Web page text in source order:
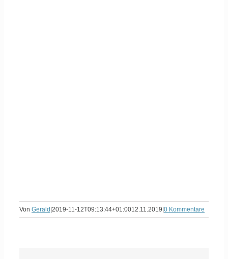
Von Gerald 2019-11-12T09:13:44+01:0012.11.2019 0 Kommentare